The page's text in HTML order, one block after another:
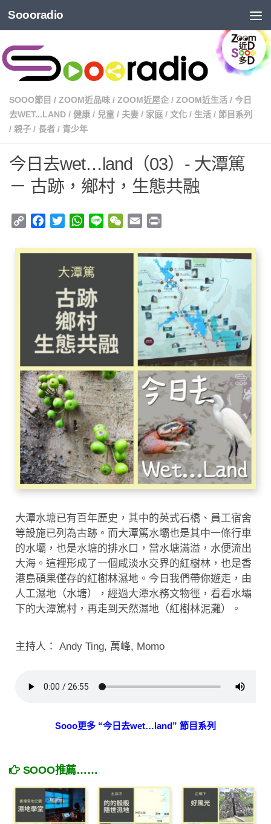
Soooradio
SOOO節目 / ZOOM近品味 / ZOOM近屋企 / ZOOM近生活 / 今日
去WET...LAND / 健康 / 兒童 / 夫妻 / 家庭 / 文化 / 生活 / 節目系列
/ 親子 / 長者 / 青少年
今日去wet…land（03）- 大潭篤
－ 古跡，鄉村，生態共融
Copy
Facebook
TwitterWhatsApp
Line WeChat
Email
大潭水塘已有百年歷史，其中的英式石橋、員工宿舍
等設施已列為古跡。而大潭篤水壩也是其中一條行車
的水壩，也是水塘的排水口，當水塘滿溢，水便流出
大海。這裡形成了一個咸淡水交界的紅樹林，也是香
港島碩果僅存的紅樹林濕地。今日我們帶你遊走，由
人工濕地（水塘），經過大潭水務文物徑，看看水壩
下的大潭篤村，再走到天然濕地（紅樹林泥灘）。
主持人： Andy Ting, 萬峰, Momo
Sooo更多 “今日去wet…land” 節目系列
SOOO推薦……